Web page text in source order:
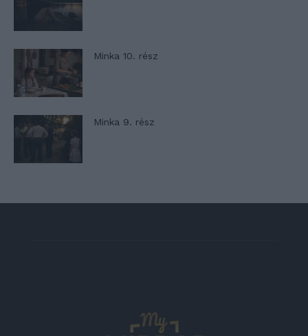
Minka 10. rész
Minka 9. rész